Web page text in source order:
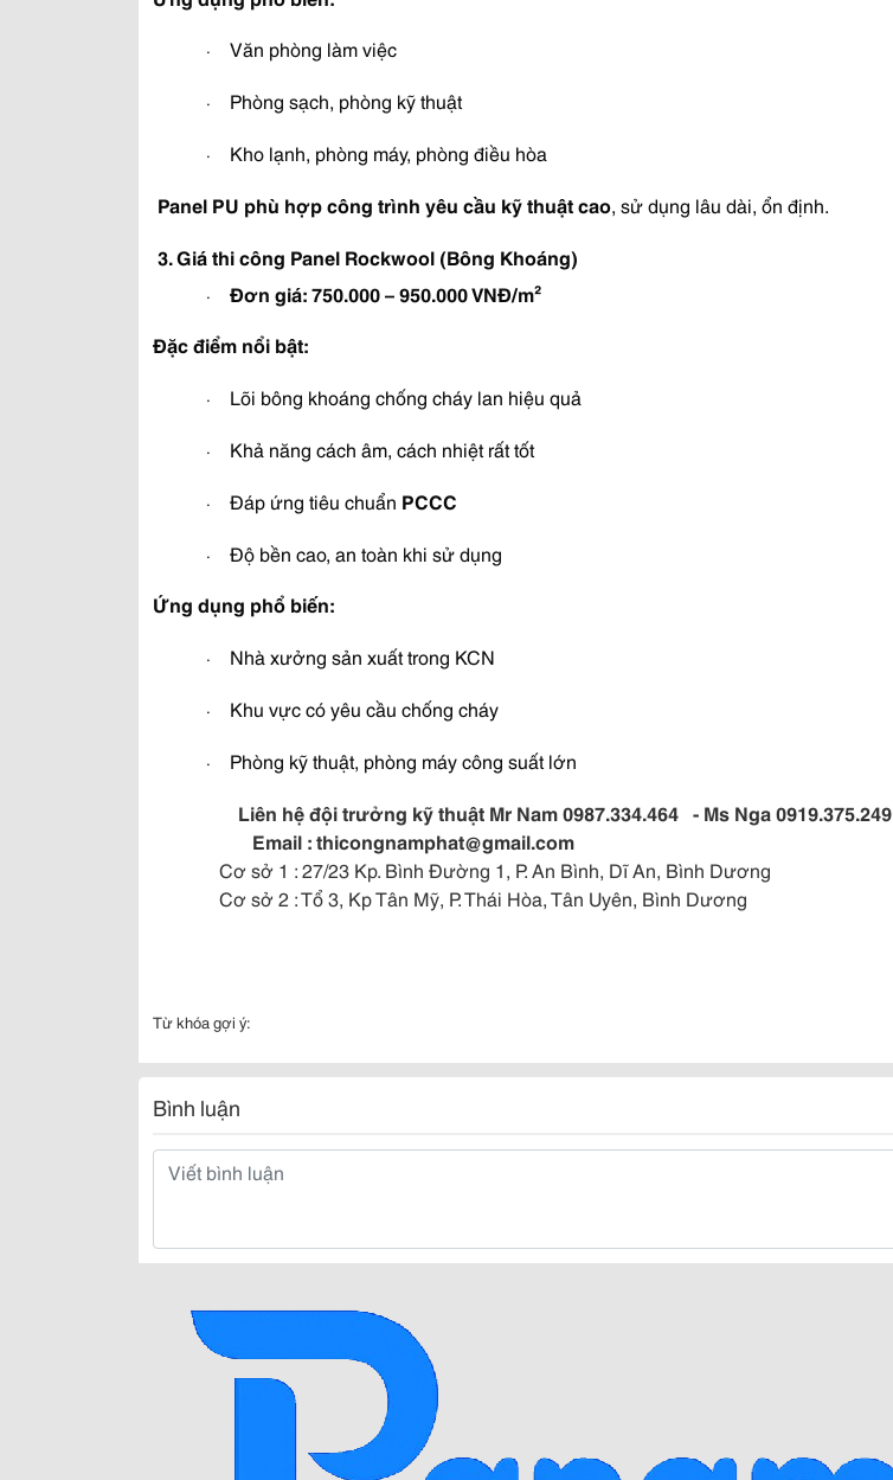
· Văn phòng làm việc
· Phòng sạch, phòng kỹ thuật
·
Kho lạnh, phòng máy, phòng điều hòa
Panel PU phù hợp công trình yêu cầu kỹ thuật cao, sử dụng lâu dài, ổn định.
3. Giá thi công Panel Rockwool (Bông Khoáng)
· Đơn giá:750.000 – 950.000 VNĐ/m²
Đặc điểm nổi bật:
· Lõi bông khoáng chống cháy lan hiệu quả
· Khả năng cách âm, cách nhiệt rất tốt
· Đáp ứng tiêu chuẩn PCCC
·
Độ bền cao, an toàn khi sử dụng
Ứng dụng phổ biến:
· Nhà xưởng sản xuất trong KCN
· Khu vực có yêu cầu chống cháy
·
Phòng kỹ thuật, phòng máy công suất lớn
Liên hệ đội trưởng kỹ thuật Mr Nam 0987.334.464 - Ms Nga 0919.375.249
Email :thicongnamphat@gmail.com
Cơ sở 1 : 27/23 Kp. Bình Đường 1, P. An Bình, Dĩ An, Bình Dương
Cơ sở 2 : Tổ 3, Kp Tân Mỹ, P. Thái Hòa, Tân Uyên, Bình Dương
Từ khóa gợi ý:
Bình luận